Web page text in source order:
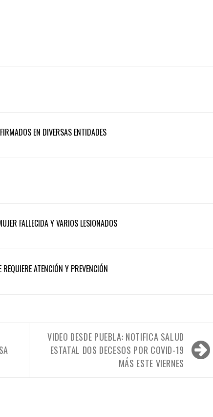
EN DIVERSAS ENTIDADES
FALLECIDA Y VARIOS LESIONADOS
ATENCIÓN Y PREVENCIÓN
VIDEO DESDE PUEBLA: NOTIFICA SALUD
ESTATAL DOS DECESOS POR COVID-19
MÁS ESTE VIERNES